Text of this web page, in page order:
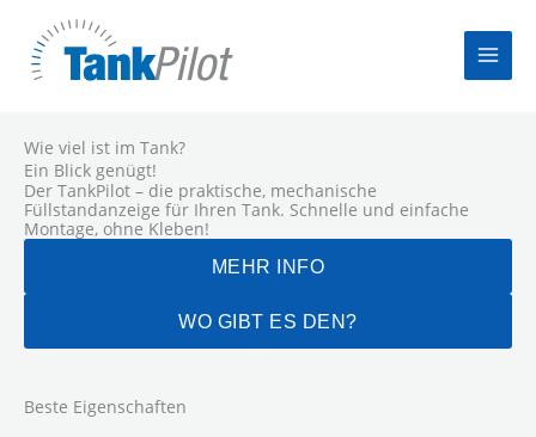
Inhalt
springen
Wie viel ist im Tank?
Ein Blick genügt!
Der TankPilot – die praktische, mechanische
Füllstandanzeige für Ihren Tank. Schnelle und einfache
Montage, ohne Kleben!
MEHR INFO
WO GIBT ES DEN?
Beste Eigenschaften